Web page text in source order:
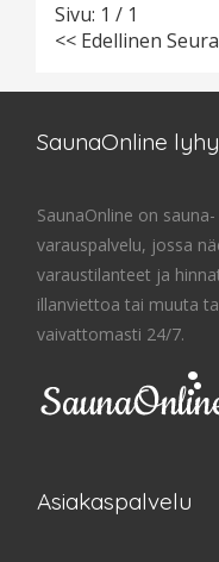
Sivu: 1 / 1
<< Edellinen
SaunaOnline
SaunaOnline on
varauspalvelu, jossa
varaustilanteet ja
illanviettoa tai muuta
vaivattomasti 24/7.
Asiakaspalvelu